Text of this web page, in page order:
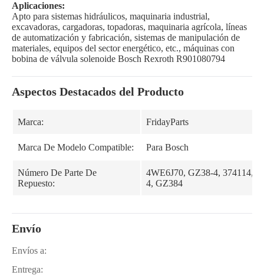
Aplicaciones:
Apto para sistemas hidráulicos, maquinaria industrial,
excavadoras, cargadoras, topadoras, maquinaria agrícola, líneas
de automatización y fabricación, sistemas de manipulación de
materiales, equipos del sector energético, etc., máquinas con
bobina de válvula solenoide Bosch Rexroth R901080794
Aspectos Destacados del Producto
Marca: FridayParts
Marca De Modelo Compatible: Para Bosch
Número De Parte De
Repuesto:
4WE6J70, GZ38-4, 374114,
4, GZ384
Envío
Envíos a:
Entrega: